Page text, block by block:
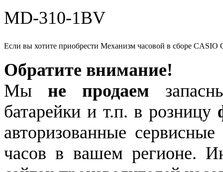
MD-310-1BV
Если вы хотите приобрести Механизм часовой в сборе CASIO
Обратите внимание!
Мы не продаем
батарейки и т.п. в розницу
авторизованные
часов в вашем регионе.